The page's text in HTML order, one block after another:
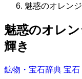
魅惑のオレン
魅惑のオレ
輝き
鉱物・宝石辞典 宝石